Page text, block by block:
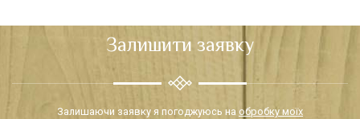
Залишити заявку
Залишаючи заявку я погоджуюсь на обробку моїх